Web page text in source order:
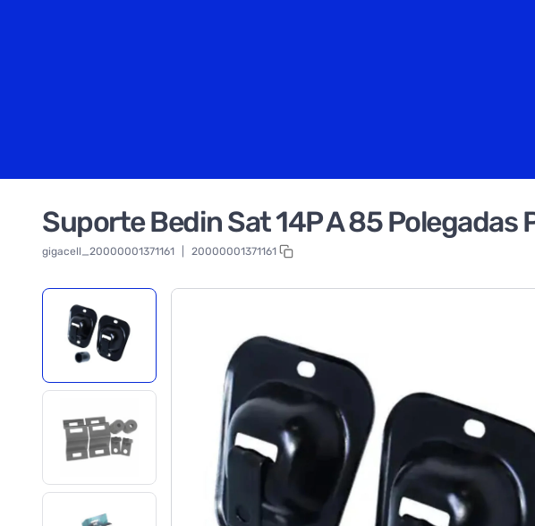
Suporte Bedin Sat 14P A 85
gigacell_20000001371161 20000001371161